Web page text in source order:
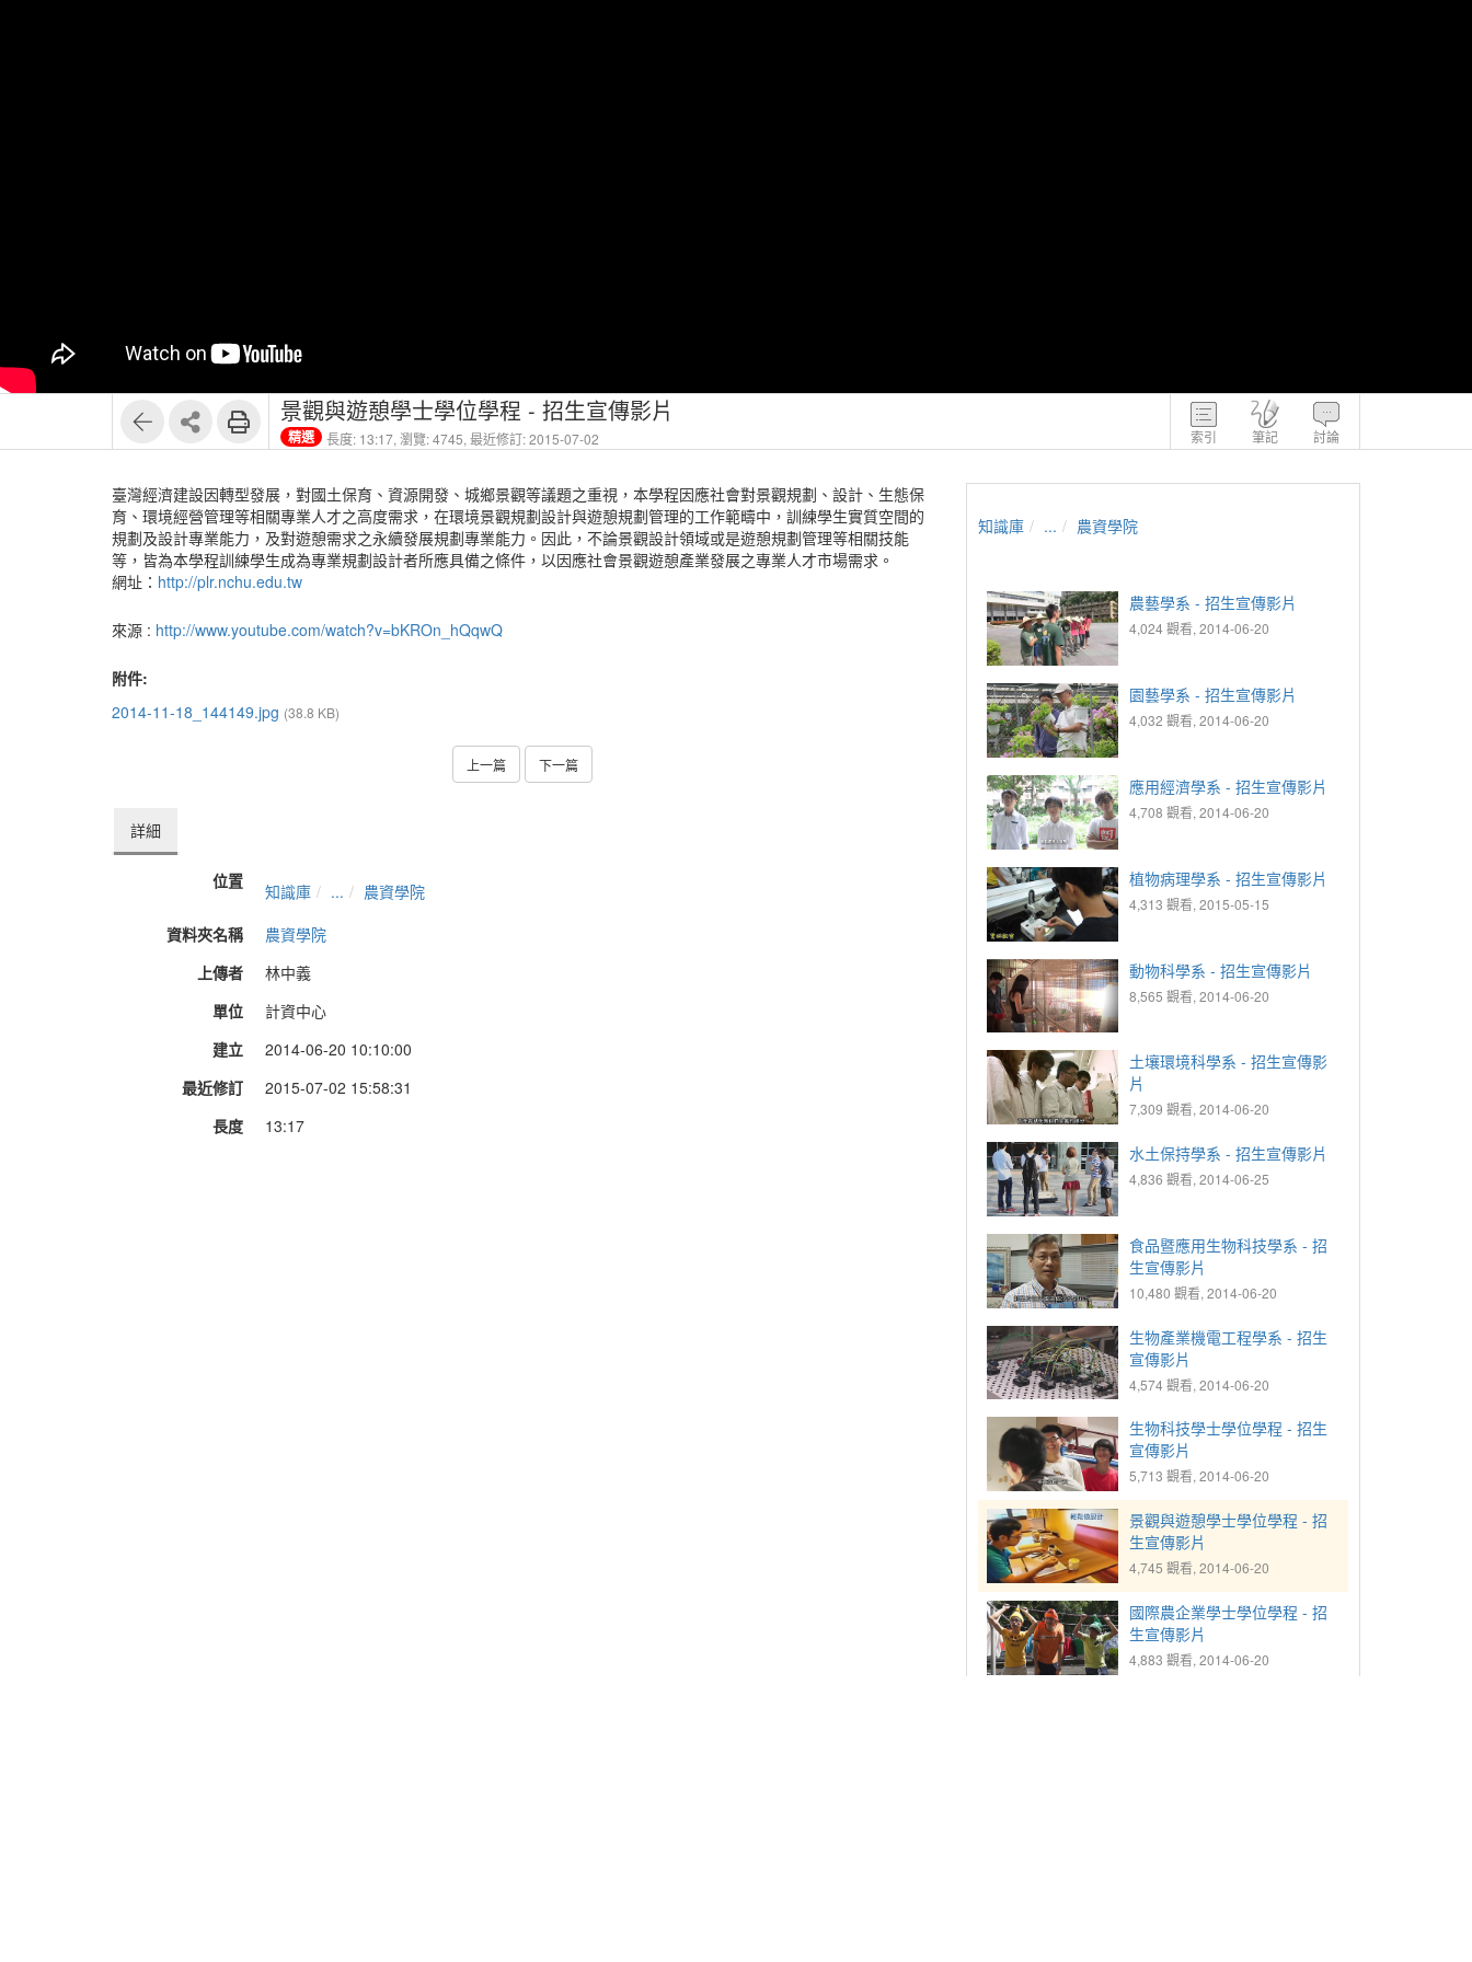
索引 筆記 討論
景觀與遊憩學士學位學程 - 招生宣傳影片
精選 長度: 13:17,瀏覽: 4745,最近修訂: 2015-07-02
臺灣經濟建設因轉型發展，對國土保育、資源開發、城鄉景觀等議題之重視，本學程因應社會對景觀規劃、設計、生態保
育、環境經營管理等相關專業人才之高度需求，在環境景觀規劃設計與遊憩規劃管理的工作範疇中，訓練學生實質空間的
規劃及設計專業能力，及對遊憩需求之永續發展規劃專業能力。因此，不論景觀設計領域或是遊憩規劃管理等相關技能
等，皆為本學程訓練學生成為專業規劃設計者所應具備之條件，以因應社會景觀遊憩產業發展之專業人才市場需求。
網址： http://plr.nchu.edu.tw
來源 : http://www.youtube.com/watch?v=bKROn_hQqwQ
附件:
2014-11-18_144149.jpg (38.8 KB)
上一篇 下一篇
詳細
位置 知識庫 ...
農資學院
資料夾名稱
農資學院
上傳者
林中義
單位
計資中心
建立
2014-06-20 10:10:00
最近修訂
2015-07-02 15:58:31
長度
13:17
知識庫 ... 農資學院
農藝學系 - 招生宣傳影片
4,024 觀看, 2014-06-20
園藝學系 - 招生宣傳影片
4,032 觀看, 2014-06-20
應用經濟學系 - 招生宣傳影片
4,708 觀看, 2014-06-20
植物病理學系 - 招生宣傳影片
4,313 觀看, 2015-05-15
動物科學系 - 招生宣傳影片
8,565 觀看, 2014-06-20
土壤環境科學系 - 招生宣傳影
片
7,309 觀看, 2014-06-20
水土保持學系 - 招生宣傳影片
4,836 觀看, 2014-06-25
食品暨應用生物科技學系 - 招
生宣傳影片
10,480 觀看, 2014-06-20
生物產業機電工程學系 - 招生
宣傳影片
4,574 觀看, 2014-06-20
生物科技學士學位學程 - 招生
宣傳影片
5,713 觀看, 2014-06-20
景觀與遊憩學士學位學程 - 招
生宣傳影片
4,745 觀看, 2014-06-20
國際農企業學士學位學程 - 招
生宣傳影片
4,883 觀看, 2014-06-20